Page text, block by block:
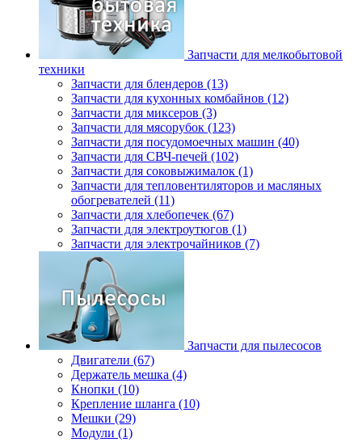
Запчасти для мелкобытовой
техники
Запчасти для блендеров (13)
Запчасти для кухонных комбайнов (12)
Запчасти для миксеров (3)
Запчасти для мясорубок (123)
Запчасти для посудомоечных машин (40)
Запчасти для СВЧ-печей (102)
Запчасти для соковыжималок (1)
Запчасти для тепловентиляторов и масляных
обогревателей (11)
Запчасти для хлебопечек (67)
Запчасти для электроутюгов (1)
Запчасти для электрочайников (7)
Запчасти для пылесосов
Двигатели (67)
Держатель мешка (4)
Кнопки (10)
Крепление шланга (10)
Мешки (29)
Модули (1)